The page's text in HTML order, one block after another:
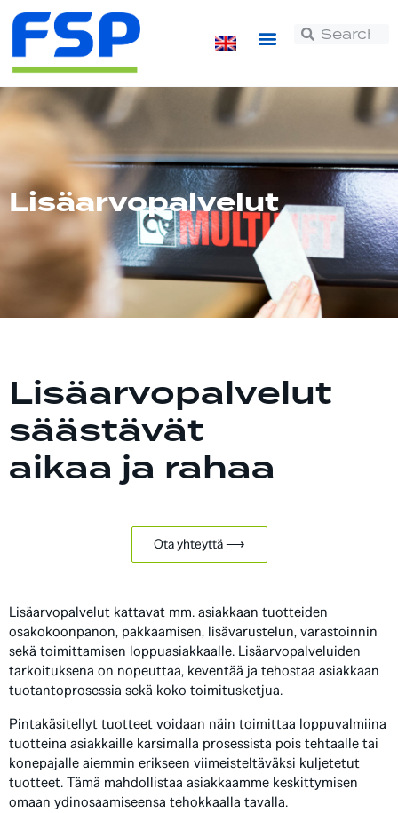
Lisäarvopalvelut
Lisäarvopalvelut
säästävät
aikaa ja rahaa
Ota yhteyttä ⟶
Lisäarvopalvelut kattavat mm. asiakkaan tuotteiden
osakokoonpanon, pakkaamisen, lisävarustelun, varastoinnin
sekä toimittamisen loppuasiakkaalle. Lisäarvopalveluiden
tarkoituksena on nopeuttaa, keventää ja tehostaa asiakkaan
tuotantoprosessia sekä koko toimitusketjua.
Pintakäsitellyt tuotteet voidaan näin toimittaa loppuvalmiina
tuotteina asiakkaille karsimalla prosessista pois tehtaalle tai
konepajalle aiemmin erikseen viimeisteltäväksi kuljetetut
tuotteet. Tämä mahdollistaa asiakkaamme keskittymisen
omaan ydinosaamiseensa tehokkaalla tavalla.